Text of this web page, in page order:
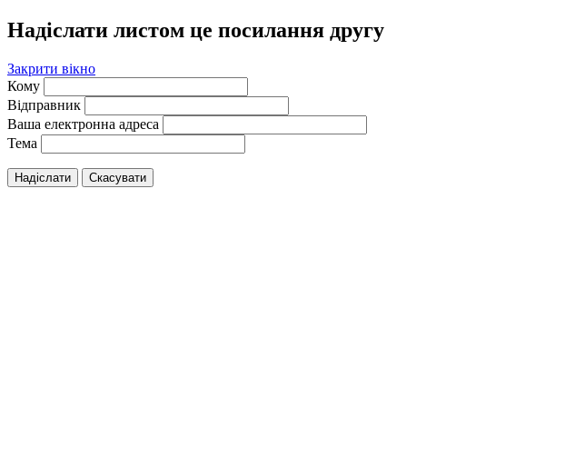
Надіслати листом це посилання другу
Закрити вікно
Кому
Відправник
Ваша електронна адреса
Тема
Надіслати Скасувати